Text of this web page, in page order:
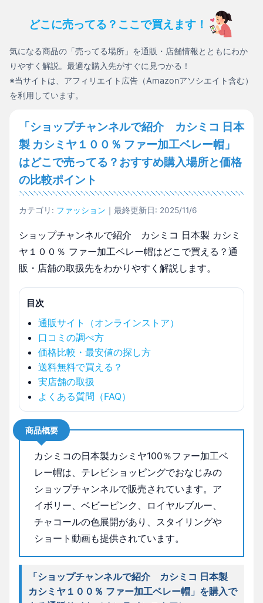
どこに売ってる？ここで買えます！
気になる商品の「売ってる場所」を通販・店舗情報とともにわか
りやすく解説。最適な購入先がすぐに見つかる！
※当サイトは、アフィリエイト広告（Amazonアソシエイト含む）
を利用しています。
「ショップチャンネルで紹介 カシミコ 日本
製 カシミヤ１００％ ファー加工ベレー帽」
はどこで売ってる？おすすめ購入場所と価格
の比較ポイント
カテゴリ: ファッション ｜最終更新日: 2025/11/6
ショップチャンネルで紹介 カシミコ 日本製 カシミ
ヤ１００％ ファー加工ベレー帽はどこで買える？通
販・店舗の取扱先をわかりやすく解説します。
目次
通販サイト（オンラインストア）
口コミの調べ方
価格比較・最安値の探し方
送料無料で買える？
実店舗の取扱
よくある質問（FAQ）
商品概要
カシミコの日本製カシミヤ100％ファー加工ベ
レー帽は、テレビショッピングでおなじみの
ショップチャンネルで販売されています。ア
イボリー、ベビーピンク、ロイヤルブルー、
チャコールの色展開があり、スタイリングや
ショート動画も提供されています。
「ショップチャンネルで紹介 カシミコ 日本製
カシミヤ１００％ ファー加工ベレー帽」を購入で